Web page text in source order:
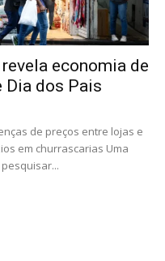
economia de
Dia dos Pais
de preços entre lojas e
em churrascarias Uma